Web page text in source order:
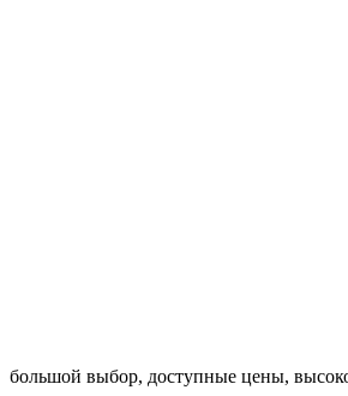
большой выбор, доступные цены,